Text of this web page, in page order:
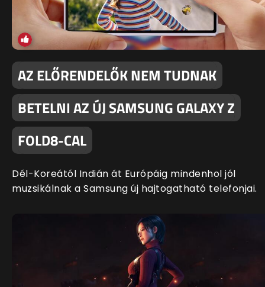
AZ ELŐRENDELŐK NEM TUDNAK
BETELNI AZ ÚJ SAMSUNG GALAXY Z
FOLD8-CAL
Dél-Koreától Indián át Európáig mindenhol jól
muzsikálnak a Samsung új hajtogatható telefonjai.